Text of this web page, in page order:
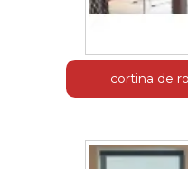
cortina de